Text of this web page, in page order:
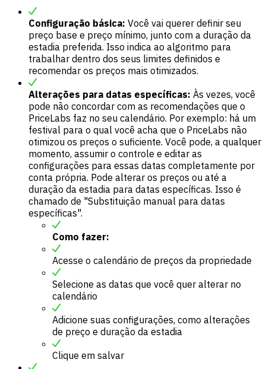
Configuração básica: Você vai querer definir seu
preço base e preço mínimo, junto com a duração da
estadia preferida. Isso indica ao algoritmo para
trabalhar dentro dos seus limites definidos e
recomendar os preços mais otimizados.
Alterações para datas específicas: Às vezes, você
pode não concordar com as recomendações que o
PriceLabs faz no seu calendário. Por exemplo: há um
festival para o qual você acha que o PriceLabs não
otimizou os preços o suficiente. Você pode, a qualquer
momento, assumir o controle e editar as
configurações para essas datas completamente por
conta própria. Pode alterar os preços ou até a
duração da estadia para datas específicas. Isso é
chamado de "Substituição manual para datas
específicas".
Como fazer:
Acesse o calendário de preços da propriedade
Selecione as datas que você quer alterar no
calendário
Adicione suas configurações, como alterações
de preço e duração da estadia
Clique em salvar